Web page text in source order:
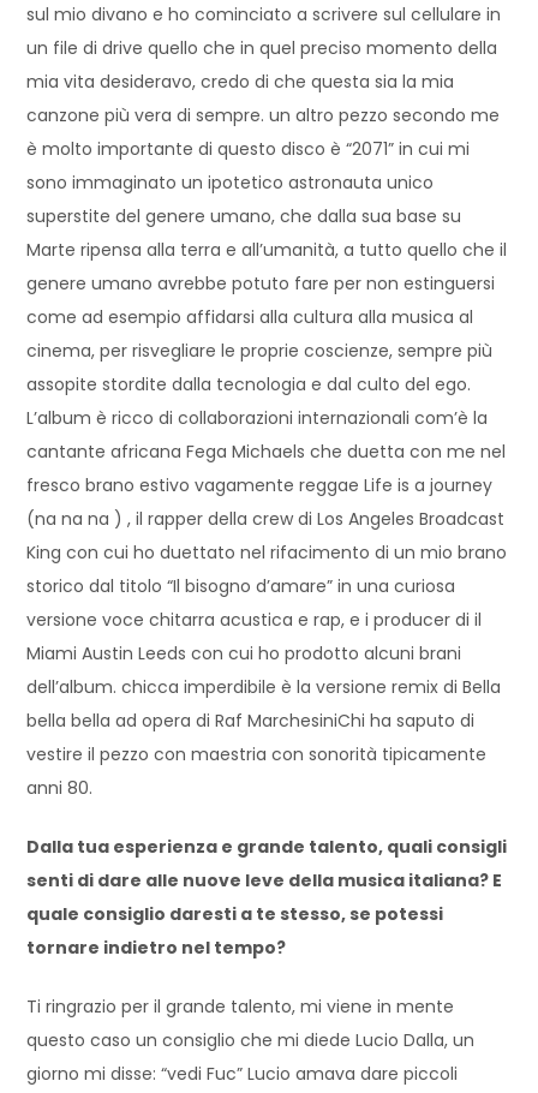
sul mio divano e ho cominciato a scrivere sul cellulare in
un file di drive quello che in quel preciso momento della
mia vita desideravo, credo di che questa sia la mia
canzone più vera di sempre. un altro pezzo secondo me
è molto importante di questo disco è “2071” in cui mi
sono immaginato un ipotetico astronauta unico
superstite del genere umano, che dalla sua base su
Marte ripensa alla terra e all’umanità, a tutto quello che il
genere umano avrebbe potuto fare per non estinguersi
come ad esempio affidarsi alla cultura alla musica al
cinema, per risvegliare le proprie coscienze, sempre più
assopite stordite dalla tecnologia e dal culto del ego.
L’album è ricco di collaborazioni internazionali com’è la
cantante africana Fega Michaels che duetta con me nel
fresco brano estivo vagamente reggae Life is a journey
(na na na ) , il rapper della crew di Los Angeles Broadcast
King con cui ho duettato nel rifacimento di un mio brano
storico dal titolo “Il bisogno d’amare” in una curiosa
versione voce chitarra acustica e rap, e i producer di il
Miami Austin Leeds con cui ho prodotto alcuni brani
dell’album. chicca imperdibile è la versione remix di Bella
bella bella ad opera di Raf MarchesiniChi ha saputo di
vestire il pezzo con maestria con sonorità tipicamente
anni 80.
Dalla tua esperienza e grande talento, quali consigli
senti di dare alle nuove leve della musica italiana? E
quale consiglio daresti a te stesso, se potessi
tornare indietro nel tempo?
Ti ringrazio per il grande talento, mi viene in mente
questo caso un consiglio che mi diede Lucio Dalla, un
giorno mi disse: “vedi Fuc” Lucio amava dare piccoli